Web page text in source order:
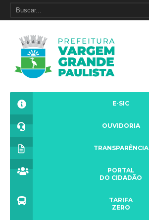
E-SIC
OUVIDORIA
TRANSPARÊNCIA
PORTAL
DO CIDADÃO
TARIFA
ZERO